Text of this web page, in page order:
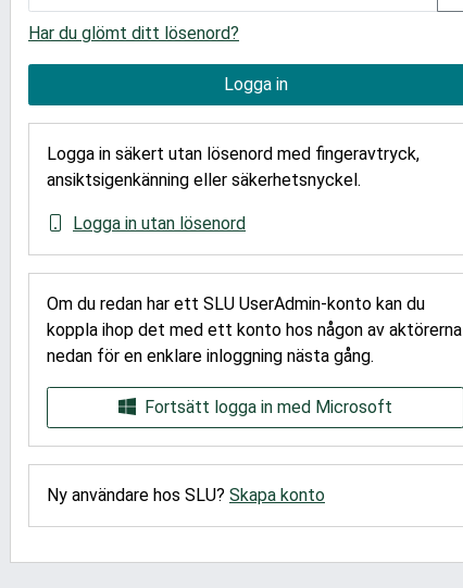
Har du glömt ditt lösenord?
Logga in
Logga in säkert utan lösenord med fingeravtryck,
ansiktsigenkänning eller säkerhetsnyckel.
Logga in utan lösenord
Om du redan har ett SLU UserAdmin-konto kan du
koppla ihop det med ett konto hos någon av aktörerna
nedan för en enklare inloggning nästa gång.
Fortsätt logga in med Microsoft
Ny användare hos SLU? Skapa konto